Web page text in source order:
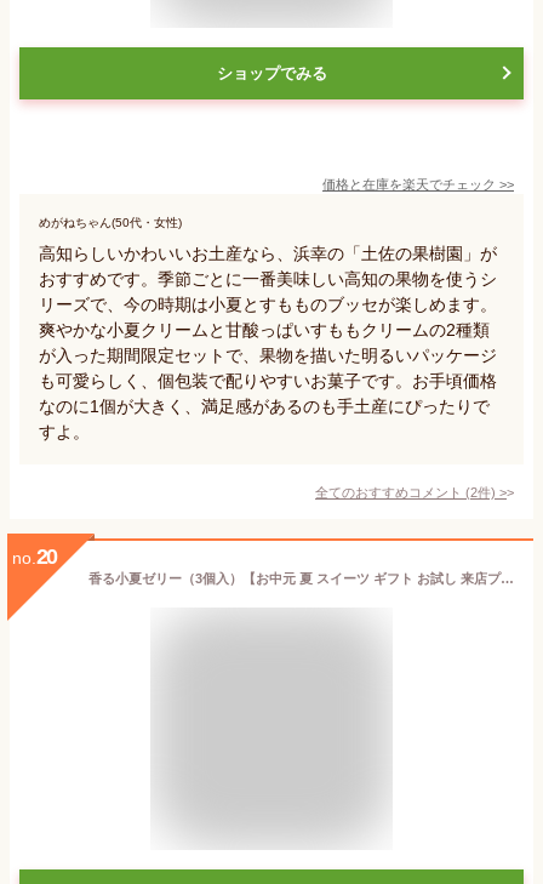
ショップでみる
価格と在庫を楽天でチェック >>
めがねちゃん(50代・女性)
高知らしいかわいいお土産なら、浜幸の「土佐の果樹園」が
おすすめです。季節ごとに一番美味しい高知の果物を使うシ
リーズで、今の時期は小夏とすもものブッセが楽しめます。
爽やかな小夏クリームと甘酸っぱいすももクリームの2種類
が入った期間限定セットで、果物を描いた明るいパッケージ
も可愛らしく、個包装で配りやすいお菓子です。お手頃価格
なのに1個が大きく、満足感があるのも手土産にぴったりで
すよ。
全てのおすすめコメント (2件) >
no. 20
香る小夏ゼリー（3個入）【お中元 夏 スイーツ ギフト お試し 来店プレゼント 給食 寒天 無着色 無香料 水菓子 小夏 日向夏 海洋深層水抽出法 ギフト プレゼント 出産内祝 お土産 手土産 浜幸 高知 お取り寄せスイーツ お土産 お盆】(4731)